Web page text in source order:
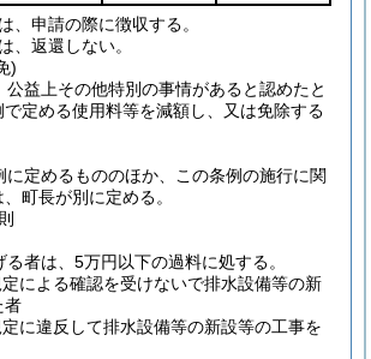
、申請の際に徴収する。
、返還しない。
)
公益上その他特別の事情があると認めたと
で定める使用料等を減額し、又は免除する
に定めるもののほか、この条例の施行に関
町長が別に定める。
る者は、5万円以下の過料に処する。
による確認を受けないで排水設備等の新
者
に違反して排水設備等の新設等の工事を